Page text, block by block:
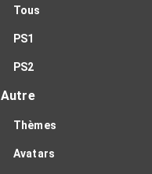
Tous
PS1
PS2
Autre
Thèmes
Avatars